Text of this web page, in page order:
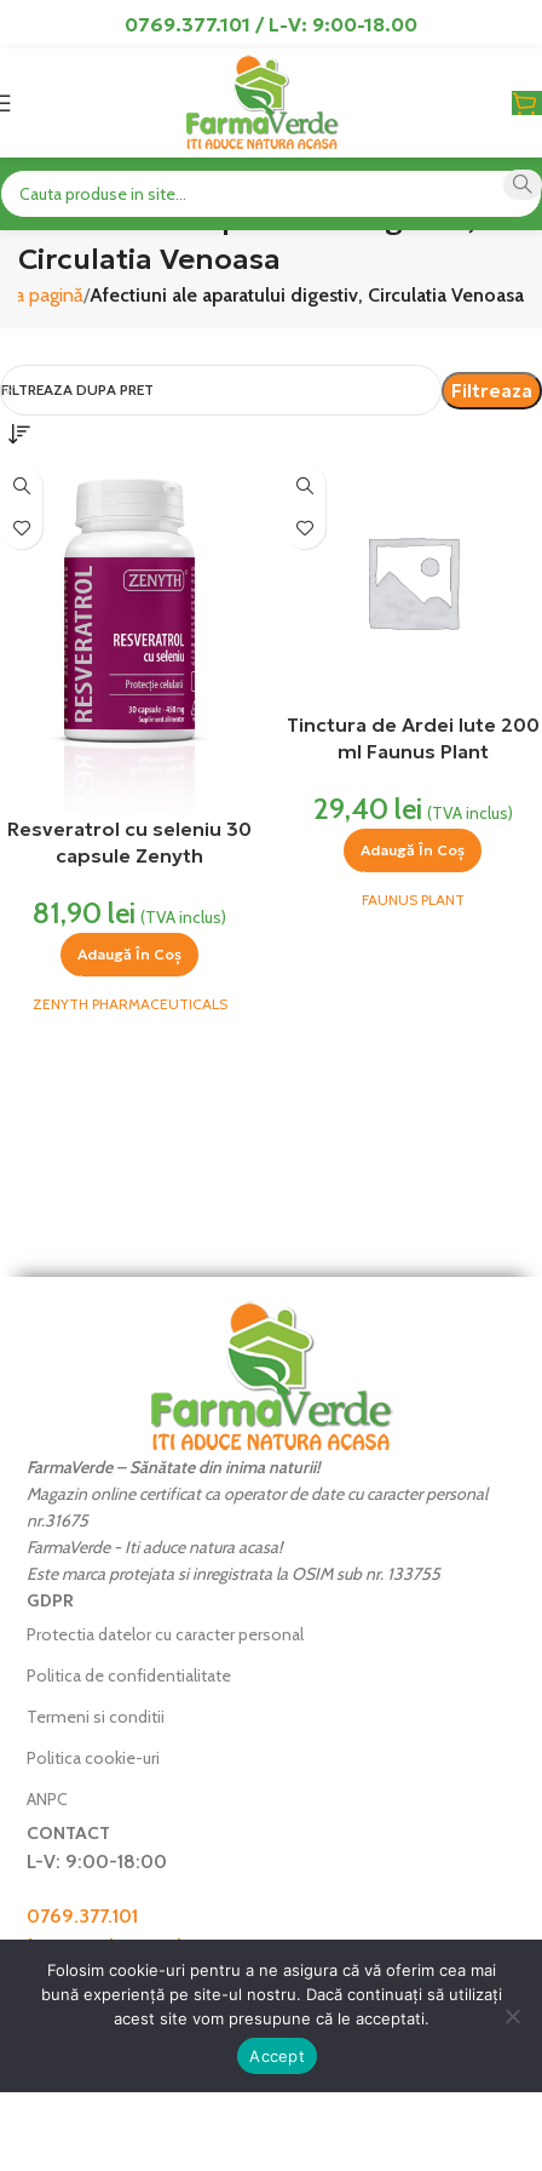
0769.377.101 / L-V: 9:00-18.00
Afectiuni ale aparatului digestiv,
Circulatia Venoasa
pagină Afectiuni ale aparatului digestiv, Circulatia Venoasa
FILTREAZA DUPA PRET Filtreaza
Resveratrol cu seleniu 30
capsule Zenyth
81,90 lei (TVA inclus)
Adaugă În Coș
ZENYTH PHARMACEUTICALS
Tinctura de Ardei Iute 200
ml Faunus Plant
29,40 lei (TVA inclus)
Adaugă În Coș
FAUNUS PLANT
FarmaVerde – Sănătate din inima naturii!
Magazin online certificat ca operator de date cu caracter personal
nr.31675
FarmaVerde - Iti aduce natura acasa!
Este marca protejata si inregistrata la OSIM sub nr. 133755
GDPR
Protectia datelor cu caracter personal
Politica de confidentialitate
Termeni si conditii
Politica cookie-uri
ANPC
CONTACT
L-V: 9:00-18:00
0769.377.101
farmaverdero@yahoo.com
WhatsApp
Folosim cookie-uri pentru a ne asigura că vă oferim cea mai
bună experiență pe site-ul nostru. Dacă continuați să utilizați
acest site vom presupune că le acceptati.
Accept